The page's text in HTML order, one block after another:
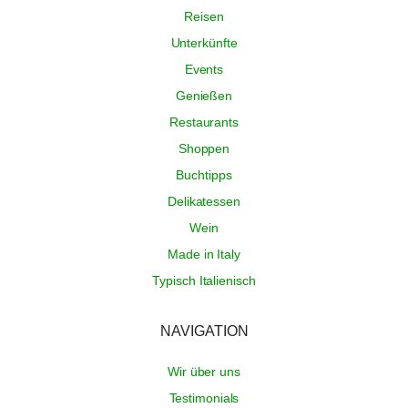
Reisen
Unterkünfte
Events
Genießen
Restaurants
Shoppen
Buchtipps
Delikatessen
Wein
Made in Italy
Typisch Italienisch
NAVIGATION
Wir über uns
Testimonials